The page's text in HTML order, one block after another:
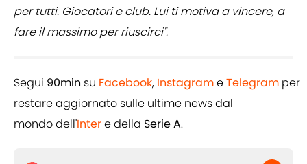
per tutti. Giocatori e club. Lui ti motiva a vincere, a
fare il massimo per riuscirci".
Segui 90min su Facebook, InstagrameTelegram per
restare aggiornato sulle ultime news dal
mondo dell'Intere della Serie A.